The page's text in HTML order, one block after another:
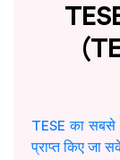
TESE का सबसे
प्राप्त किए जा